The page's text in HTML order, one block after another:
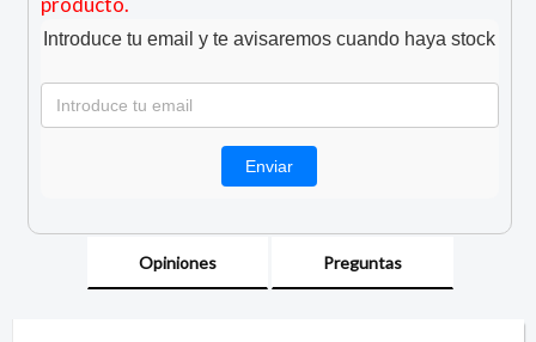
Introduce tu email y te avisaremos cuando haya stock
Opiniones Preguntas